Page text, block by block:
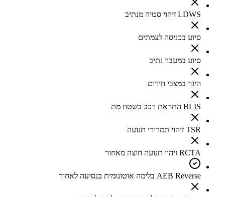
LDWS זיהוי סטיה מנתיב
סיוע בכניסה לצמתים
סיוע במעבר נתיב
היגוי במצבי חירום
BLIS התראת רכב בשטח מת
TSR זיהוי תמרורי תנועה
RCTA זיהוי תנועה חוצה מאחור
AEB Reverse בלימה אוטונומית בנסיעה לאחור